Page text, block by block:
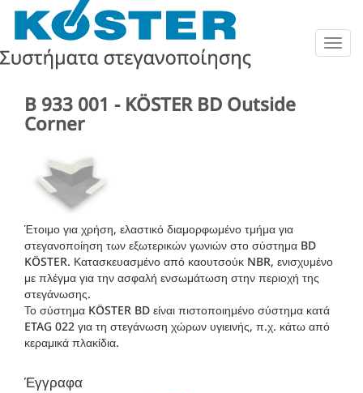
B 933 001 - KÖSTER BD Outside
Corner
Έτοιμο για χρήση, ελαστικό διαμορφωμένο τμήμα για
στεγανοποίηση των εξωτερικών γωνιών στο σύστημα BD
KÖSTER. Κατασκευασμένο από καουτσούκ NBR, ενισχυμένο
με πλέγμα για την ασφαλή ενσωμάτωση στην περιοχή της
στεγάνωσης.
Το σύστημα KÖSTER BD είναι πιστοποιημένο σύστημα κατά
ETAG 022 για τη στεγάνωση χώρων υγιεινής, π.χ. κάτω από
κεραμικά πλακίδια.
Έγγραφα